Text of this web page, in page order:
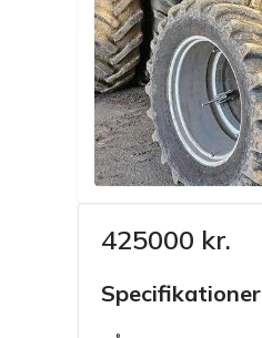
425000 kr.
Specifikationer